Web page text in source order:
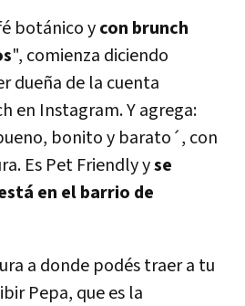
botánico ycon brunch
", comienza diciendo
dueña de la cuenta
en Instagram. Y agrega:
bonito y barato´, con
Es Pet Friendly yse
en el barrio de
a donde podés traer a tu
Pepa, que es la